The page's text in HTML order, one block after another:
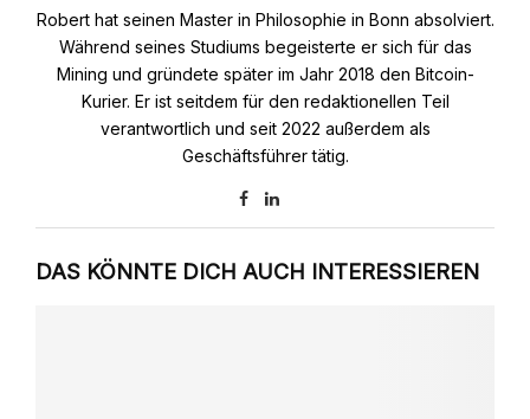
Robert hat seinen Master in Philosophie in Bonn absolviert.
Während seines Studiums begeisterte er sich für das
Mining und gründete später im Jahr 2018 den Bitcoin-
Kurier. Er ist seitdem für den redaktionellen Teil
verantwortlich und seit 2022 außerdem als
Geschäftsführer tätig.
DAS KÖNNTE DICH AUCH INTERESSIEREN